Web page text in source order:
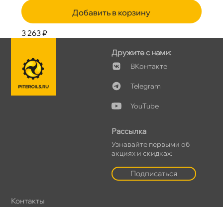
Добавить в корзину
3 263 ₽
Дружите с нами:
Контакте
Telegram
YouTube
Рассылка
Узнавайте первыми о
акциях и скидках:
Подписаться
Контакты